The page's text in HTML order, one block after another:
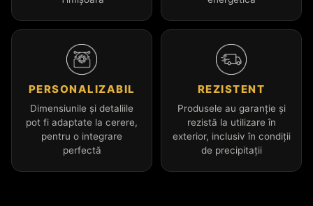
PERSONALIZABIL
Dimensiunile și detaliile
pot fi adaptate la cerere,
pentru o integrare
perfectă
REZISTENT
Produsele au garanție și
rezistă la utilizare în
exterior, inclusiv în condiții
de precipitații